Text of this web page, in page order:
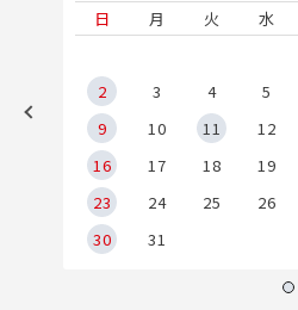
日
月 火 水
2
3 4 5
9
10 11 12
16
17 18 19
23
24 25 26
30
31